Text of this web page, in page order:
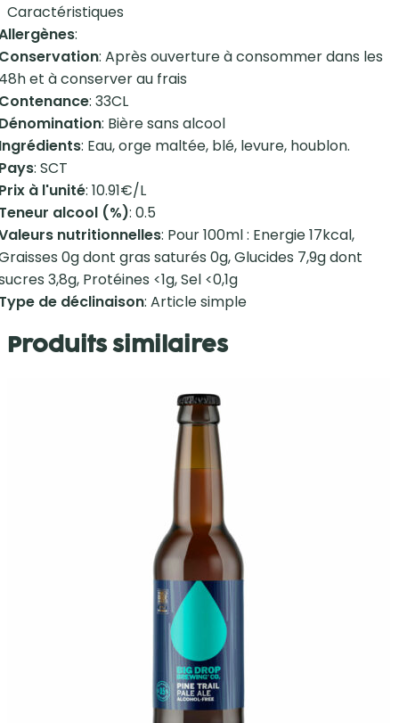
Caractéristiques
:
: Après ouverture à consommer dans les
et à conserver au frais
: 33CL
: Bière sans alcool
: Eau, orge maltée, blé, levure, houblon.
: SCT
à l'unité: 10.91€/L
alcool (%): 0.5
nutritionnelles: Pour 100ml : Energie 17kcal,
0g dont gras saturés 0g, Glucides 7,9g dont
3,8g, Protéines <1g, Sel <0,1g
de déclinaison: Article simple
Produits similaires